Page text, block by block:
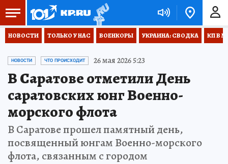
НОВОСТИ ТОЛЬКО У НАС ВОЕНКОРЫ УКРАИНА: СВОДКА КП В
НОВОСТИ ЧТО ПРОИСХОДИТ 26 мая 2026 5:23
В Саратове отметили День
саратовских юнг Военно-
морского флота
В Саратове прошел памятный день,
посвященный юнгам Военно-морского
флота, связанным с городом